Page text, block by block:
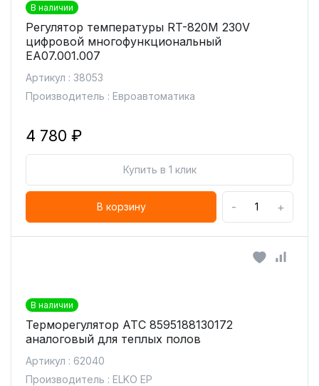
В наличии
Регулятор температуры RT-820M 230V
цифровой многофункциональный
ЕА07.001.007
Артикул : 38053
Производитель : Евроавтоматика
4 780 ₽
Купить в 1 клик
В корзину - +
В наличии
Терморегулятор ATC 8595188130172
аналоговый для теплых полов
Артикул : 62040
Производитель : ELKO EP